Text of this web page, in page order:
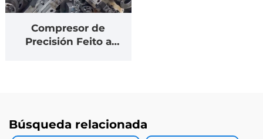
Compresor de
Precisión Feito a
Búsqueda relacionada